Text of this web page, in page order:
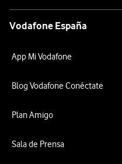
Vodafone España
App Mi Vodafone
Blog Vodafone Conéctate
Plan Amigo
Sala de Prensa